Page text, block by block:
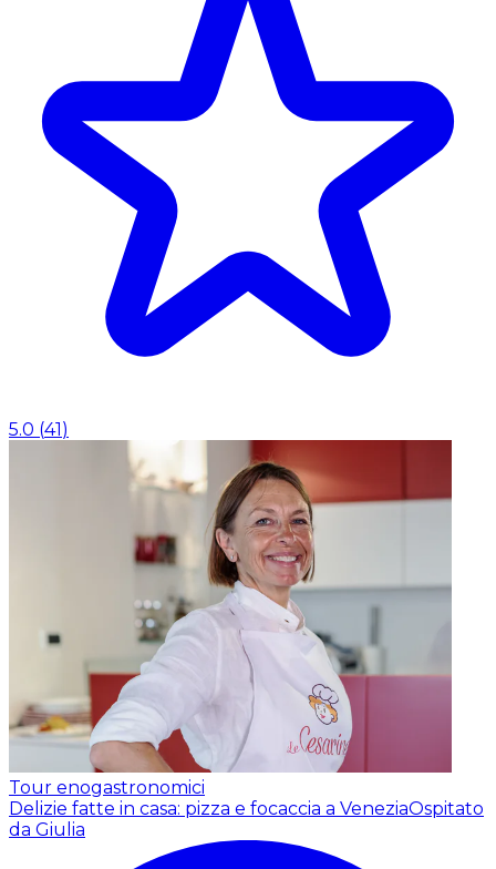
5.0 (41)
Tour enogastronomici
Delizie fatte in casa: pizza e focaccia a VeneziaOspitato
da Giulia